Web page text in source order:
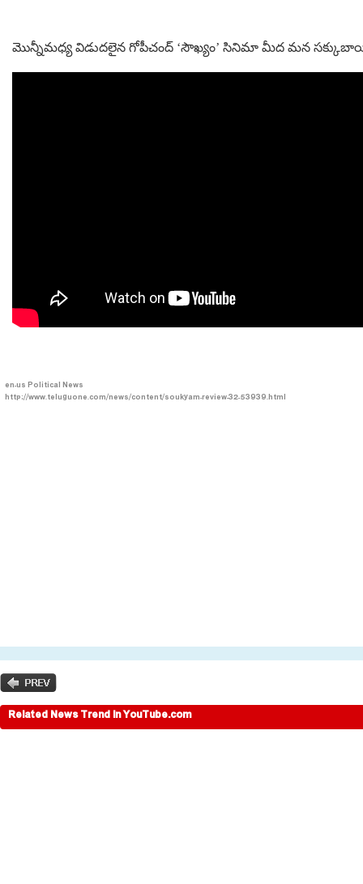
మొన్నీమధ్య విడుదలైన గోపీచంద్ ‘సౌఖ్యం’ సినిమా మీద మన
en-usPolitical News
http://www.teluguone.com/news/content/soukyam-review-32-53939.html